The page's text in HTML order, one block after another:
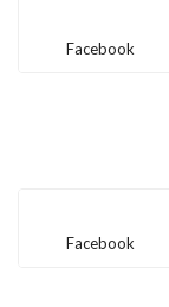
Facebook
Facebook